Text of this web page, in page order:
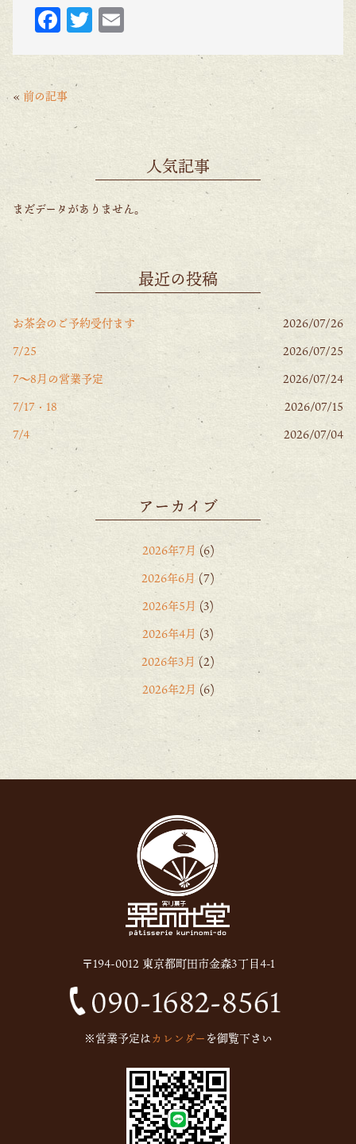
F
ac
o
o
T
w m
« 前の記事
人気記事
まだデータがありません。
最近の投稿
お茶会のご予約受付ます
2026/07/26
7/25
2026/07/25
7〜8月の営業予定
2026/07/24
7/17・18
2026/07/15
7/4
2026/07/04
アーカイブ
2026年7月 (6)
2026年6月 (7)
2026年5月 (3)
2026年4月 (3)
2026年3月 (2)
2026年2月 (6)
2026年1月
(1)
2025年12月
(15)
2025年11月
2025年9月(11)
2025年8月(11)
2025年7月(12)
2025年6月(13)
2024年12月(1)
2024年10月(1)
2024年9月(1)
2023年1月(7)
2022年12月(15)
2022年11月(16)
〒194-0012 東京都町田市金森3丁目4-1
※営業予定はカレンダーを御覧下さい